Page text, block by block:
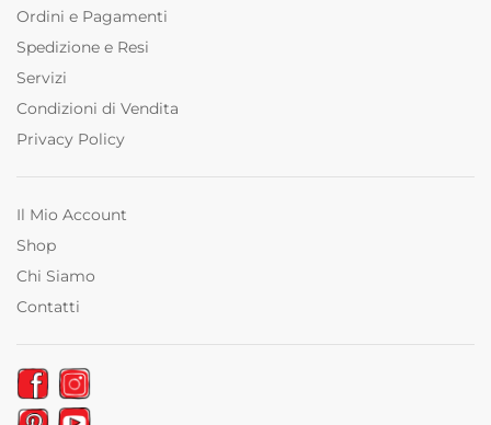
Ordini e Pagamenti
Spedizione e Resi
Servizi
Condizioni di Vendita
Privacy Policy
Il Mio Account
Shop
Chi Siamo
Contatti